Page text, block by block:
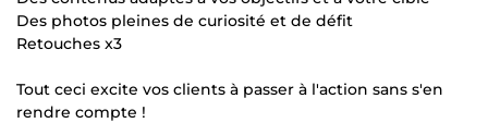
Des photos pleines de curiosité et de défit
Retouches x3
Tout ceci excite vos clients à passer à l'action sans s'en
rendre compte !